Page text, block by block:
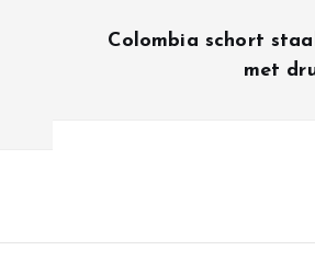
Colombia schort
met